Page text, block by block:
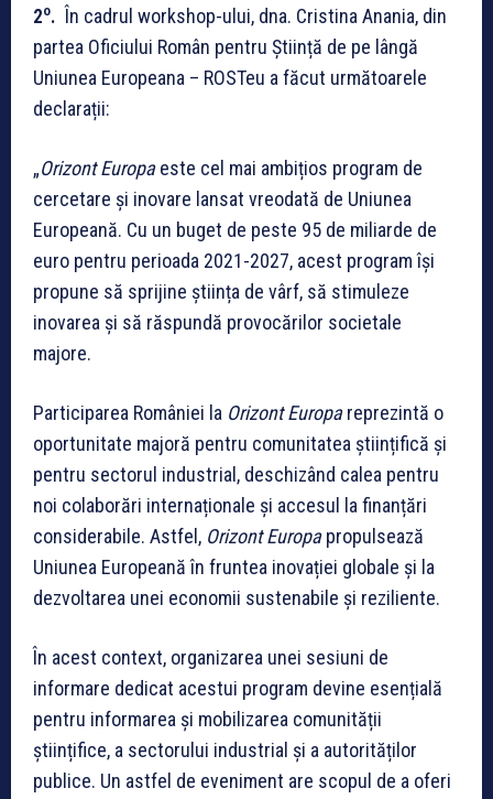
2o. În cadrul workshop-ului, dna. Cristina Anania, din
partea Oficiului Român pentru Știință de pe lângă
Uniunea Europeana – ROSTeu a făcut următoarele
declarații:
„Orizont Europaeste cel mai ambițios program de
cercetare și inovare lansat vreodată de Uniunea
Europeană. Cu un buget de peste 95 de miliarde de
euro pentru perioada 2021-2027, acest program își
propune să sprijine știința de vârf, să stimuleze
inovarea și să răspundă provocărilor societale
majore.
Participarea României la Orizont Europareprezintă o
oportunitate majoră pentru comunitatea științifică și
pentru sectorul industrial, deschizând calea pentru
noi colaborări internaționale și accesul la finanțări
considerabile. Astfel, Orizont Europapropulsează
Uniunea Europeană în fruntea inovației globale și la
dezvoltarea unei economii sustenabile și reziliente.
În acest context, organizarea unei sesiuni de
informare dedicat acestui program devine esențială
pentru informarea și mobilizarea comunității
științifice, a sectorului industrial și a autorităților
publice. Un astfel de eveniment are scopul de a oferi